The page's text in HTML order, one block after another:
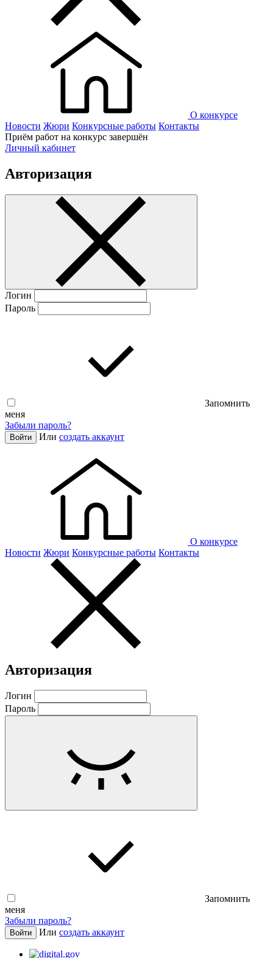
О конкурсе
Новости Жюри Конкурсные работы Контакты
Приём работ на конкурс завершён
Личный кабинет
Авторизация
Логин
Пароль
Запомнить
меня
Забыли пароль?
Войти Или создать аккаунт
О конкурсе
Новости Жюри Конкурсные работы Контакты
Авторизация
Логин
Пароль
Запомнить
меня
Забыли пароль?
Войти Или создать аккаунт